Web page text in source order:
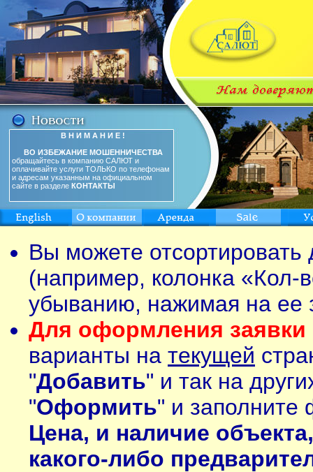
В Н И М А Н И Е !
ВО ИЗБЕЖАНИЕ МОШЕННИЧЕСТВА
обращайтесь в компанию САЛЮТ и
оплачивайте услуги ТОЛЬКО по телефонам
и адресам указанным на официальном
сайте в разделе КОНТАКТЫ
Вы можете
(например, колонка «Кол-
убыванию, нажимая на ее
Для оформления заявки
варианты на текущей
"Добавить" и так на
"Оформить" и заполните
Цена, и наличие
какого-либо